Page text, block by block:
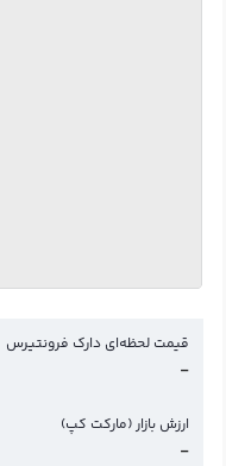
قیمت لحظه‌ای دارک فرونتیرس
-
ارزش بازار (مارکت کپ)
-